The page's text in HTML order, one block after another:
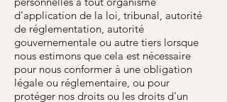
d'application de la loi, tribunal, autorité
de réglementation, autorité
gouvernementale ou autre tiers lorsque
nous estimons que cela est nécessaire
pour nous conformer à une obligation
légale ou réglementaire, ou pour
protéger nos droits ou les droits d'un